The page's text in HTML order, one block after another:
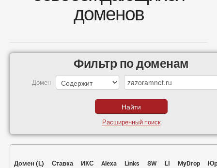
доменов
Фильтр по доменам
Домен
Расширенный поиск
Домен (L) Ставка ИКС Alexa Links SW LI MyDrop